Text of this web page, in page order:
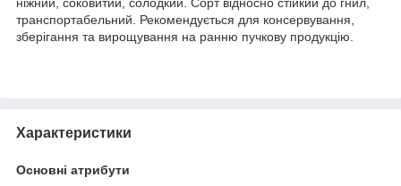
транспортабельний. Рекомендується для консервування,
зберігання та вирощування на ранню пучкову продукцію.
Характеристики
Основні атрибути